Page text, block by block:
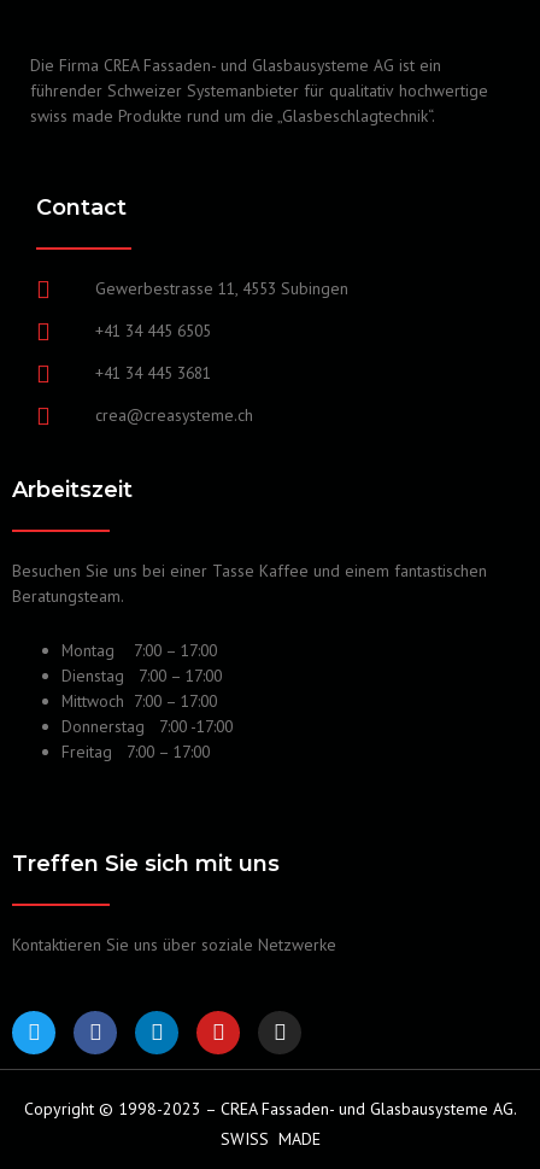
Die Firma CREA Fassaden- und Glasbausysteme AG ist ein
führender Schweizer Systemanbieter für qualitativ hochwertige
swiss made Produkte rund um die „Glasbeschlagtechnik“.
Contact
Gewerbestrasse 11, 4553 Subingen
+41 34 445 6505
+41 34 445 3681
crea@creasysteme.ch
Arbeitszeit
Besuchen Sie uns bei einer Tasse Kaffee und einem fantastischen
Beratungsteam.
Montag 7:00 – 17:00
Dienstag 7:00 – 17:00
Mittwoch 7:00 – 17:00
Donnerstag 7:00 -17:00
Freitag 7:00 – 17:00
Treffen Sie sich mit uns
Kontaktieren Sie uns über soziale Netzwerke
T
w
i
t
F
a
c
b
L
i
n
e
Y
o
u
u
b
e
I
n
s
a
g
r
Copyright © 1998-2023 – CREA Fassaden- und Glasbausysteme AG.
SWISS MADE